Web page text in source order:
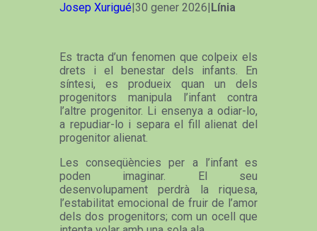
Josep Xurigué|30 gener 2026|Línia
Es tracta d’un fenomen que colpeix els
drets i el benestar dels infants. En
síntesi, es produeix quan un dels
progenitors manipula l’infant contra
l’altre progenitor. Li ensenya a odiar-lo,
a repudiar-lo i separa el fill alienat del
progenitor alienat.
Les conseqüències per a l’infant es
poden imaginar. El seu
desenvolupament perdrà la riquesa,
l’estabilitat emocional de fruir de l’amor
dels dos progenitors; com un ocell que